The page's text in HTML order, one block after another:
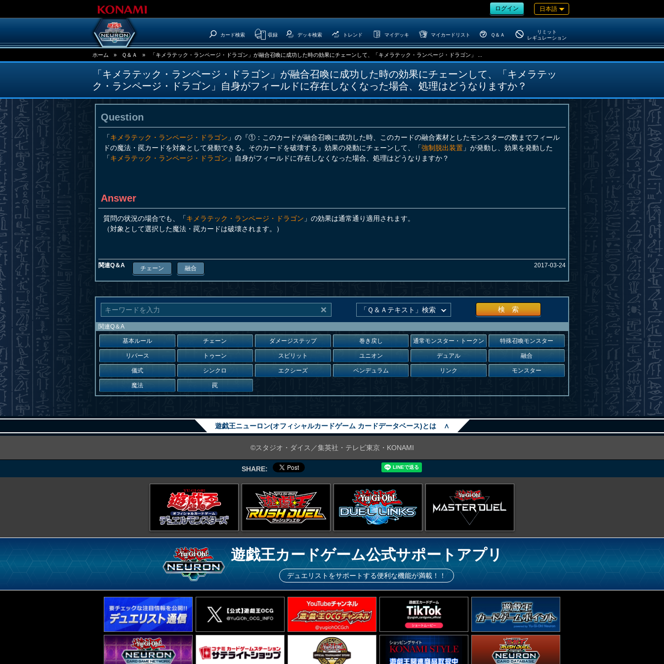
ログイン 日本語
カード検索 収録 デッキ検索 トレンド マイデッキ マイカードリスト Ｑ＆Ａ
リミット
レギュレーション
ホーム » Ｑ＆Ａ » 「キメラテック・ランページ・ドラゴン」が融合召喚に成功した時の効果にチェーンして、「キメラテック・ランページ・ドラゴン」 ...
「キメラテック・ランページ・ドラゴン」が融合召喚に成功した時の効果にチェーンして、「キメラテッ
ク・ランページ・ドラゴン」自身がフィールドに存在しなくなった場合、処理はどうなりますか？
Question
「キメラテック・ランページ・ドラゴン 」の『①：このカードが融合召喚に成功した時、このカードの融合素材としたモンスターの数までフィール
ドの魔法・罠カードを対象として発動できる。そのカードを破壊する』効果の発動にチェーンして、「強制脱出装置 」が発動し、効果を発動した
「キメラテック・ランページ・ドラゴン 」自身がフィールドに存在しなくなった場合、処理はどうなりますか？
Answer
質問の状況の場合でも、「キメラテック・ランページ・ドラゴン 」の効果は通常通り適用されます。
（対象として選択した魔法・罠カードは破壊されます。）
関連Q＆A チェーン 融合 2017-03-24
検 索
関連Q＆A
基本ルール チェーン ダメージステップ 巻き戻し 通常モンスター・トークン 特殊召喚モンスター
リバース トゥーン スピリット ユニオン デュアル 融合
儀式 シンクロ エクシーズ ペンデュラム リンク モンスター
魔法 罠
遊戯王ニューロン(オフィシャルカードゲーム カードデータベース)とは ∧
©スタジオ・ダイス／集英社・テレビ東京・KONAMI
SHARE:
遊戯王カードゲーム公式サポートアプリ
デュエリストをサポートする便利な機能が満載！！